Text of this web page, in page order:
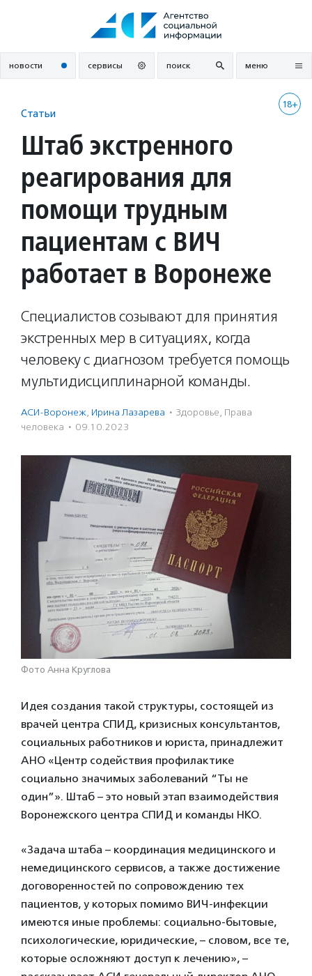
новости сервисы поиск меню
18+
Статьи
Штаб экстренного
реагирования для
помощи трудным
пациентам с ВИЧ
работает в Воронеже
Специалистов созывают для принятия
экстренных мер в ситуациях, когда
человеку с диагнозом требуется помощь
мультидисциплинарной команды.
АСИ-Воронеж, Ирина Лазарева · Здоровье, Права
человека · 09.10.2023
Фото Анна Круглова
Идея создания такой структуры, состоящей из
врачей центра СПИД, кризисных консультантов,
социальных работников и юриста, принадлежит
АНО «Центр содействия профилактике
социально значимых заболеваний “Ты не
один”». Штаб – это новый этап взаимодействия
Воронежского центра СПИД и команды НКО.
«Задача штаба – координация медицинского и
немедицинского сервисов, а также достижение
договоренностей по сопровождению тех
пациентов, у которых помимо ВИЧ-инфекции
имеются иные проблемы: социально-бытовые,
психологические, юридические, – словом, все те,
которые осложняют доступ к лечению», –